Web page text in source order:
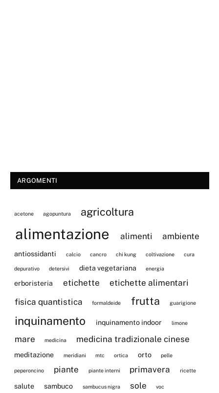
ARGOMENTI
acetone agopuntura agricoltura
alimentazione alimenti ambiente
antiossidanti calcio cancro chi kung coltivazione cura
depurativo detersivi dieta vegetariana energia
erboristeria etichette
etichette alimentari
fisica quantistica
formaldeide frutta guarigione
inquinamento inquinamento indoor limone
mare medicina medicina tradizionale cinese
meditazione meridiani mtc ortica orto pelle
peperoncino piante piante interni primavera ricette
salute sambuco sambucus nigra sole voc